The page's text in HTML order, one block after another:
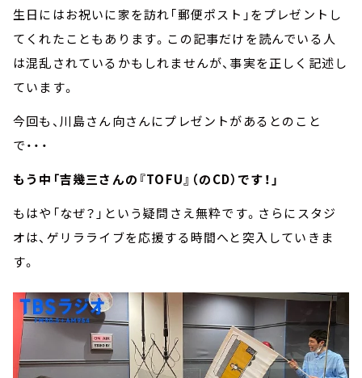
生日にはお祝いに家を訪れ「郵便ポスト」をプレゼントし
てくれたこともあります。この記事だけを読んでいる人
は混乱されているかもしれませんが、事実を正しく記述し
ています。
今回も、川島さん向さんにプレゼントがあるとのこと
で・・・
もう中「吉幾三さんの『TOFU』（のCD）です！」
もはや「なぜ？」という疑問さえ無粋です。さらにスタジ
オは、ゲリラライブを応援する時間へと突入していきま
す。